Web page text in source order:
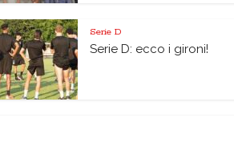
Serie D
Serie D: ecco i gironi!